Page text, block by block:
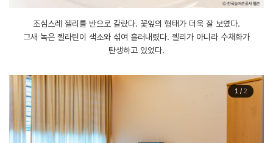
조심스레 젤리를 반으로 갈랐다. 꽃잎의 형태가 더욱 잘 보였다.
그새 녹은 젤라틴이 색소와 섞여 흘러내렸다. 젤리가 아니라 수채화가
탄생하고 있었다.
1/ 2